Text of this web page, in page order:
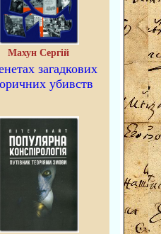
Махун Сергій
загадкових
убивств